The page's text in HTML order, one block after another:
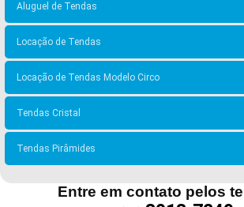
Aluguel de Tendas
Locação de Tendas
Locação de Tendas Modelo Circo
Tendas Cristal
Tendas Pirâmides
Entre em contato pelos